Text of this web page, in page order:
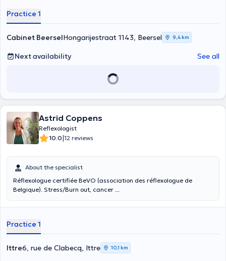
Practice 1
Cabinet BeerselHongarijestraat 1143, Beersel 9,4 km
Next availability See all
Astrid Coppens
Reflexologist
10.0|12 reviews
About the specialist
Réflexologue certifiée BeVO (association des réflexologue de
Belgique). Stress/Burn out, cancer ...
Practice 1
Ittre6, rue de Clabecq, Ittre 10,1 km